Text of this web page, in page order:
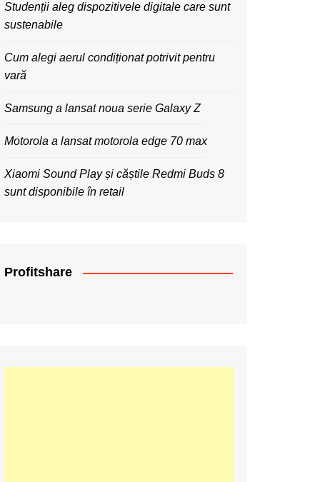
Studenții aleg dispozitivele digitale care sunt
sustenabile
Cum alegi aerul condiționat potrivit pentru
vară
Samsung a lansat noua serie Galaxy Z
Motorola a lansat motorola edge 70 max
Xiaomi Sound Play și căștile Redmi Buds 8
sunt disponibile în retail
Profitshare